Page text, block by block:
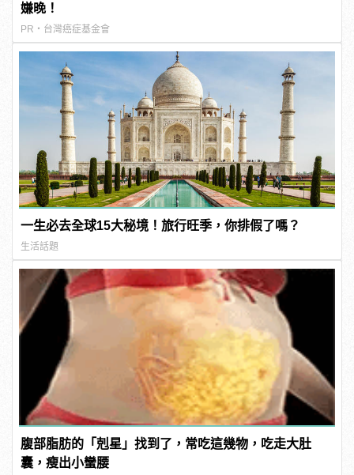
嫌晚！
PR・台灣癌症基金會
一生必去全球15大秘境！旅行旺季，你排假了嗎？
生活話題
腹部脂肪的「剋星」找到了，常吃這幾物，吃走大肚
囊，瘦出小蠻腰